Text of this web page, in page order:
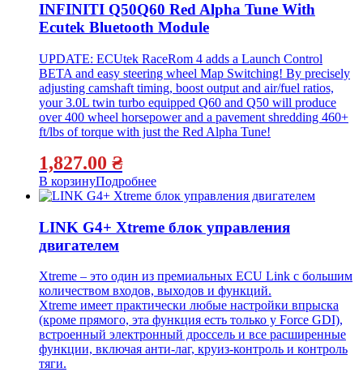
INFINITI Q50Q60 Red Alpha Tune With
Ecutek Bluetooth Module
UPDATE: ECUtek RaceRom 4 adds a Launch Control
BETA and easy steering wheel Map Switching! By precisely
adjusting camshaft timing, boost output and air/fuel ratios,
your 3.0L twin turbo equipped Q60 and Q50 will produce
over 400 wheel horsepower and a pavement shredding 460+
ft/lbs of torque with just the Red Alpha Tune!
1,827.00 ₴
В корзинуПодробнее
LINK G4+ Xtreme блок управления
двигателем
Xtreme – это один из премиальных ECU Link с большим
количеством входов, выходов и функций.
Xtreme имеет практически любые настройки впрыска
(кроме прямого, эта функция есть только у Force GDI),
встроенный электронный дроссель и все расширенные
функции, включая анти-лаг, круиз-контроль и контроль
тяги.